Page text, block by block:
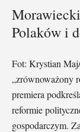
Polaków i
Fot: Krystian
„zrównoważony
premiera
reformie
gospodarczym.